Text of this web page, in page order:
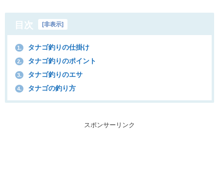
目次 非表示
1. タナゴ釣りの仕掛け
2. タナゴ釣りのポイント
3. タナゴ釣りのエサ
4. タナゴの釣り方
スポンサーリンク